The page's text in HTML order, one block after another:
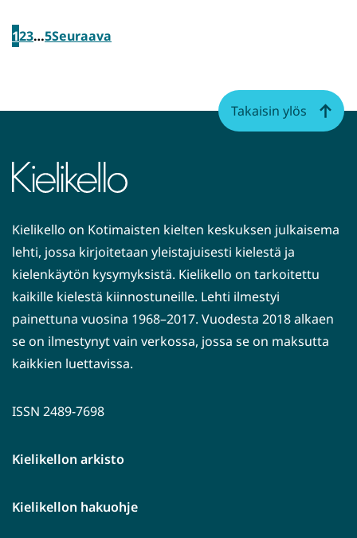
123…5Seuraava
Kielikello on Kotimaisten kielten keskuksen julkaisema
lehti, jossa kirjoitetaan yleistajuisesti kielestä ja
kielenkäytön kysymyksistä. Kielikello on tarkoitettu
kaikille kielestä kiinnostuneille. Lehti ilmestyi
painettuna vuosina 1968–2017. Vuodesta 2018 alkaen
se on ilmestynyt vain verkossa, jossa se on maksutta
kaikkien luettavissa.
ISSN 2489-7698
Kielikellon arkisto
Kielikellon hakuohje
Takaisin ylös